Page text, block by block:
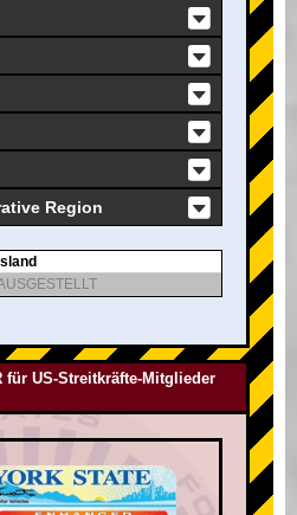
Region
für US-Streitkräfte-Mitglieder